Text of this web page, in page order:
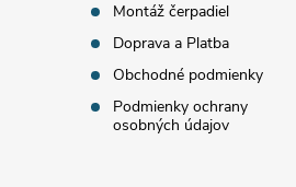
Montáž čerpadiel
Doprava a Platba
Obchodné podmienky
Podmienky ochrany
osobných údajov